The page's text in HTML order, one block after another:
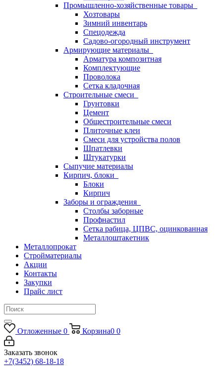
Промышленно-хозяйственные товары
Хозтовары
Зимний инвентарь
Спецодежда
Садово-огородный инструмент
Армирующие материалы
Арматура композитная
Комплектующие
Проволока
Сетка кладочная
Строительные смеси
Грунтовки
Цемент
Общестроительные смеси
Плиточные клеи
Смеси для устройства полов
Шпатлевки
Штукатурки
Сыпучие материалы
Кирпич, блоки
Блоки
Кирпич
Заборы и ограждения
Столбы заборные
Профнастил
Сетка рабица, ЦПВС, оцинкованная
Металлоштакетник
Металлопрокат
Стройматериалы
Акции
Контакты
Закупки
Прайс лист
Отложенные 0 Корзина0 0
Заказать звонок
+7(3452) 68-18-18